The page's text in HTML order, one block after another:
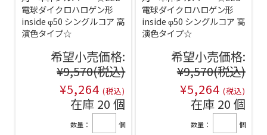
電球ダイクロハロゲン形
inside φ50 シングルコア 高
演色タイプ☆
希望小売価格:
¥9,570(税込)
¥5,264 (税込)
在庫 20 個
数量： 個
電球ダイクロハロゲン形
inside φ50 シングルコア 高
演色タイプ☆
希望小売価格:
¥9,570(税込)
¥5,264 (税込)
在庫 20 個
数量： 個